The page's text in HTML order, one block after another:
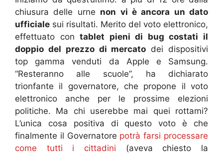
chiusura delle urne non vi è ancora un dato
ufficiale sui risultati. Merito del voto elettronico,
effettuato contablet pieni di bug costati il
doppio del prezzo di mercato dei dispositivi
top gamma venduti da Apple e Samsung.
“Resteranno alle scuole”, ha dichiarato
trionfante il governatore, che propone il voto
elettronico anche per le prossime elezioni
politiche. Ma chi userebbe mai quei rottami?
L’unica cosa positiva di questo voto è che
finalmente il Governatore potrà farsi processare
come tutti i cittadini (aveva chiesto la